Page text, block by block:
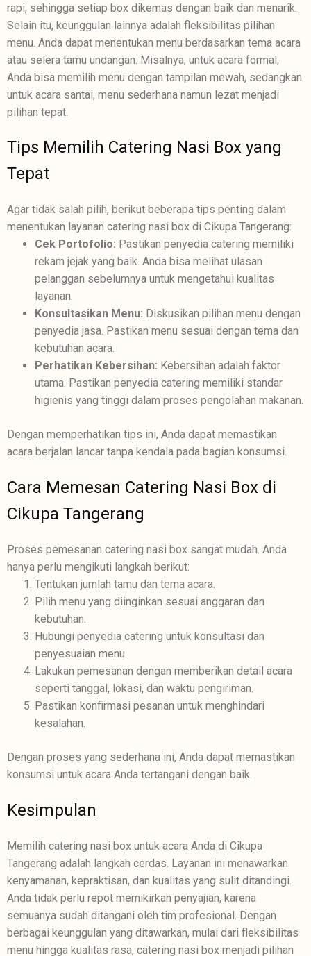
rapi, sehingga setiap box dikemas dengan baik dan menarik.
Selain itu, keunggulan lainnya adalah fleksibilitas pilihan
menu. Anda dapat menentukan menu berdasarkan tema acara
atau selera tamu undangan. Misalnya, untuk acara formal,
Anda bisa memilih menu dengan tampilan mewah, sedangkan
untuk acara santai, menu sederhana namun lezat menjadi
pilihan tepat.
Tips Memilih Catering Nasi Box yang
Tepat
Agar tidak salah pilih, berikut beberapa tips penting dalam
menentukan layanan catering nasi box di Cikupa Tangerang:
Cek Portofolio: Pastikan penyedia catering memiliki
rekam jejak yang baik. Anda bisa melihat ulasan
pelanggan sebelumnya untuk mengetahui kualitas
layanan.
Konsultasikan Menu: Diskusikan pilihan menu dengan
penyedia jasa. Pastikan menu sesuai dengan tema dan
kebutuhan acara.
Perhatikan Kebersihan: Kebersihan adalah faktor
utama. Pastikan penyedia catering memiliki standar
higienis yang tinggi dalam proses pengolahan makanan.
Dengan memperhatikan tips ini, Anda dapat memastikan
acara berjalan lancar tanpa kendala pada bagian konsumsi.
Cara Memesan Catering Nasi Box di
Cikupa Tangerang
Proses pemesanan catering nasi box sangat mudah. Anda
hanya perlu mengikuti langkah berikut:
Tentukan jumlah tamu dan tema acara.
Pilih menu yang diinginkan sesuai anggaran dan
kebutuhan.
Hubungi penyedia catering untuk konsultasi dan
penyesuaian menu.
Lakukan pemesanan dengan memberikan detail acara
seperti tanggal, lokasi, dan waktu pengiriman.
Pastikan konfirmasi pesanan untuk menghindari
kesalahan.
Dengan proses yang sederhana ini, Anda dapat memastikan
konsumsi untuk acara Anda tertangani dengan baik.
Kesimpulan
Memilih catering nasi box untuk acara Anda di Cikupa
Tangerang adalah langkah cerdas. Layanan ini menawarkan
kenyamanan, kepraktisan, dan kualitas yang sulit ditandingi.
Anda tidak perlu repot memikirkan penyajian, karena
semuanya sudah ditangani oleh tim profesional. Dengan
berbagai keunggulan yang ditawarkan, mulai dari fleksibilitas
menu hingga kualitas rasa, catering nasi box menjadi pilihan